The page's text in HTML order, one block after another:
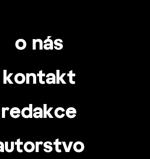
o nás
kontakt
redakce